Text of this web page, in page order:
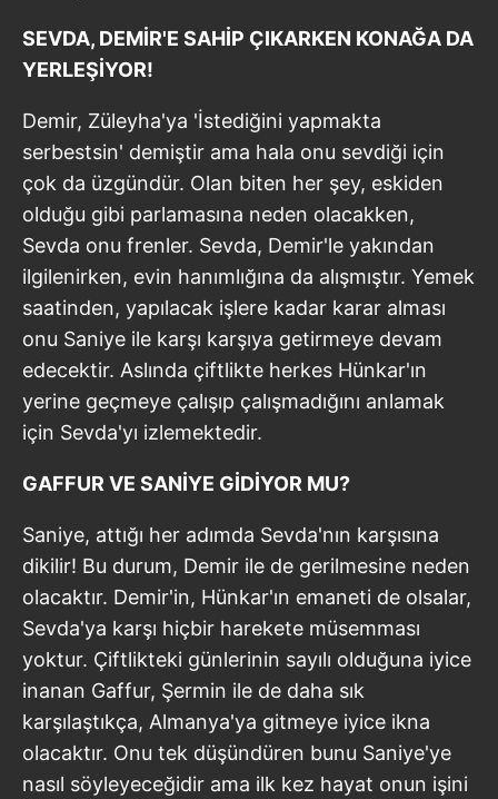
SEVDA, DEMİR'E SAHİP ÇIKARKEN KONAĞA DA
YERLEŞİYOR!
Demir, Züleyha'ya 'İstediğini yapmakta
serbestsin' demiştir ama hala onu sevdiği için
çok da üzgündür. Olan biten her şey, eskiden
olduğu gibi parlamasına neden olacakken,
Sevda onu frenler. Sevda, Demir'le yakından
ilgilenirken, evin hanımlığına da alışmıştır. Yemek
saatinden, yapılacak işlere kadar karar alması
onu Saniye ile karşı karşıya getirmeye devam
edecektir. Aslında çiftlikte herkes Hünkar'ın
yerine geçmeye çalışıp çalışmadığını anlamak
için Sevda'yı izlemektedir.
GAFFUR VE SANİYE GİDİYOR MU?
Saniye, attığı her adımda Sevda'nın karşısına
dikilir! Bu durum, Demir ile de gerilmesine neden
olacaktır. Demir'in, Hünkar'ın emaneti de olsalar,
Sevda'ya karşı hiçbir harekete müsemması
yoktur. Çiftlikteki günlerinin sayılı olduğuna iyice
inanan Gaffur, Şermin ile de daha sık
karşılaştıkça, Almanya'ya gitmeye iyice ikna
olacaktır. Onu tek düşündüren bunu Saniye'ye
nasıl söyleyeceğidir ama ilk kez hayat onun işini